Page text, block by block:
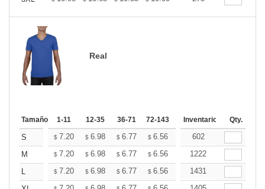
Real
Tamaño 1-11 12-35 36-71 72-143 144-287 288 + Mas
Inventario Qty.
S $ 7.20 $ 6.98 $ 6.77 $ 6.56 6.34
602
M
$ 7.20 $ 6.98 $ 6.77 $ 6.56 6.34
1222
L
$ 7.20 $ 6.98 $ 6.77 $ 6.56 6.34
1431